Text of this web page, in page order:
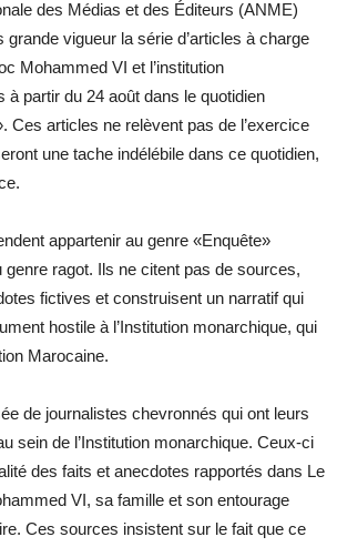
des Médias et des Éditeurs (ANME)
vigueur la série d’articles à charge
Mohammed VI et l’institution
à partir du 24 août dans le quotidien
Ces articles ne relèvent pas de l’exercice
une tache indélébile dans ce quotidien,
appartenir au genre «Enquête»
genre ragot. Ils ne citent pas de sources,
fictives et construisent un narratif qui
hostile à l’Institution monarchique, qui
Marocaine.
de journalistes chevronnés qui ont leurs
sein de l’Institution monarchique. Ceux-ci
des faits et anecdotes rapportés dans Le
VI, sa famille et son entourage
Ces sources insistent sur le fait que ce